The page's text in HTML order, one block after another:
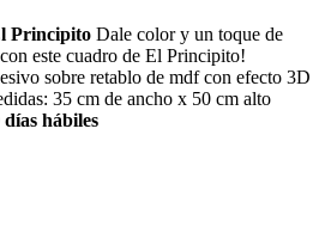
Principito Dale color y un toque de
este cuadro de El Principito!
sobre retablo de mdf con efecto 3D
35 cm de ancho x 50 cm alto
hábiles